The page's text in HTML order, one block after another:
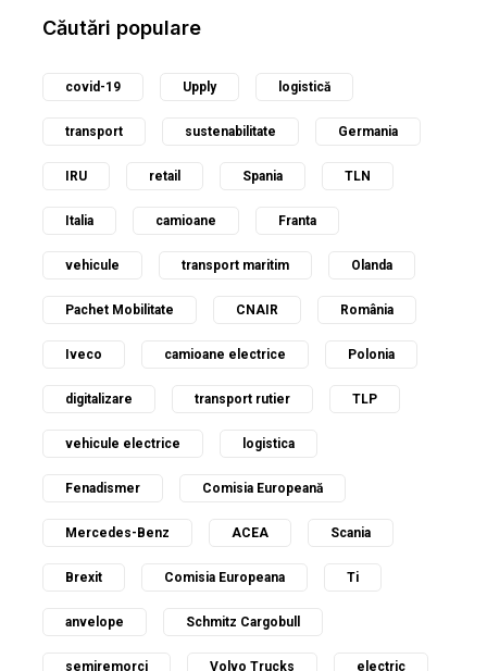
Căutări populare
covid-19 Upply logistică
transport sustenabilitate Germania
IRU retail Spania TLN
Italia camioane Franta
vehicule transport maritim Olanda
Pachet Mobilitate CNAIR România
Iveco camioane electrice Polonia
digitalizare transport rutier TLP
vehicule electrice logistica
Fenadismer Comisia Europeană
Mercedes-Benz ACEA Scania
Brexit Comisia Europeana Ti
anvelope Schmitz Cargobull
semiremorci Volvo Trucks electric